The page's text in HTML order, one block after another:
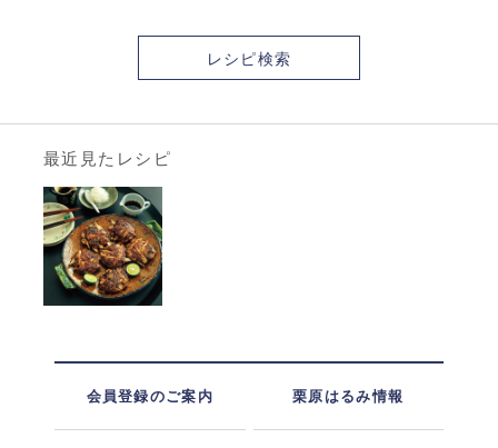
レシピ検索
最近見たレシピ
会員登録のご案内 栗原はるみ情報